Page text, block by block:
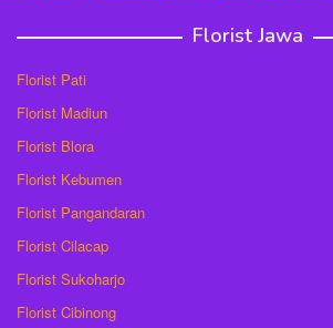
Florist Jawa
Florist Pati
Florist Madiun
Florist Blora
Florist Kebumen
Florist Pangandaran
Florist Cilacap
Florist Sukoharjo
Florist Cibinong